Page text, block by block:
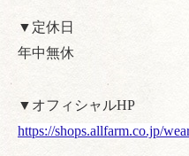
▼定休日
年中無休
▼オフィシャルHP
https://shops.allfarm.co.jp/